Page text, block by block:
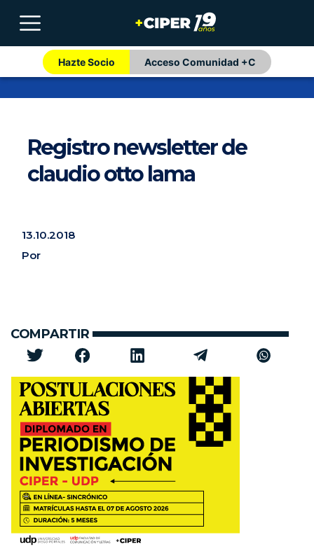
Hazte Socio Acceso Comunidad +C
Registro newsletter de
claudio otto lama
13.10.2018
Por
COMPARTIR